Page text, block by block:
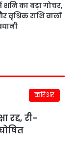
शनि का बड़ा गोचर,
राशि वालों
करिअर
रद्द, री-